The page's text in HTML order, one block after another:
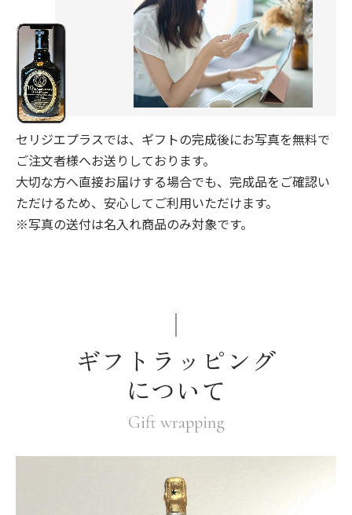
セリジエプラスでは、ギフトの完成後にお写真を無料で
ご注文者様へお送りしております。
大切な方へ直接お届けする場合でも、完成品をご確認い
ただけるため、安心してご利用いただけます。
※写真の送付は名入れ商品のみ対象です。
ギフトラッピング
について
Gift wrapping